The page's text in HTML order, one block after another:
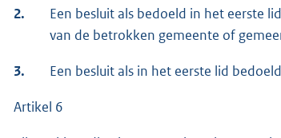
2.
Een besluit als bedoeld in het eerste
van de betrokken gemeente of
3. Een besluit als in het eerste lid
Artikel 6